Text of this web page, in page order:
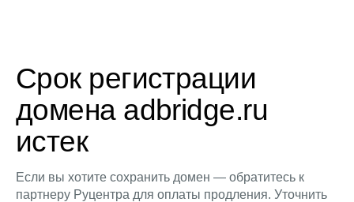
Срок регистрации
домена adbridge.ru
истек
Если вы хотите сохранить домен — обратитесь к
партнеру Руцентра для оплаты продления. Уточнить